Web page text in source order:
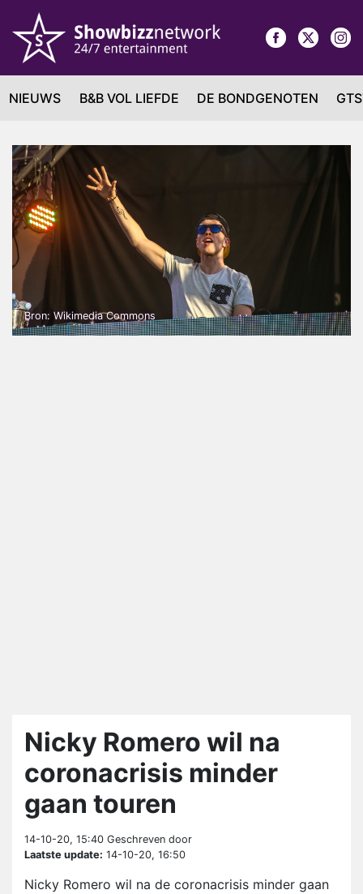
NIEUWS B&B VOL LIEFDE DE BONDGENOTEN
Bron: Wikimedia Commons
Nicky Romero wil na
coronacrisis minder
gaan touren
14-10-20, 15:40 Geschreven door
Laatste update: 14-10-20, 16:50
Nicky Romero wil na de coronacrisis minder gaan